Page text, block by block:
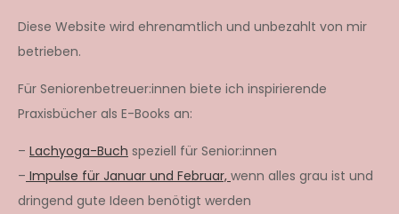
Diese Website wird ehrenamtlich und unbezahlt von mir
betrieben.
Für Seniorenbetreuer:innen biete ich inspirierende
Praxisbücher als E-Books an:
– Lachyoga-Buch speziell für Senior:innen
– Impulse für Januar und Februar, wenn alles grau ist und
dringend gute Ideen benötigt werden